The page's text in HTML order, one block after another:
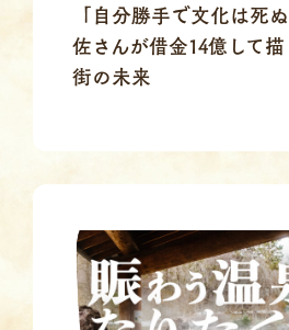
「自分勝手で文化は死
佐さんが借金14億して
街の未来